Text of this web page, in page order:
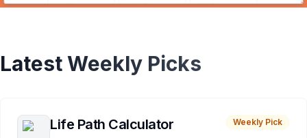
Latest Weekly Picks
Life Path Calculator Weekly Pick